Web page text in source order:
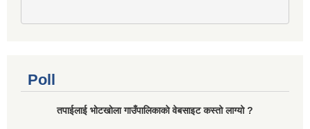
Poll
तपाईलाई भोटखोला गाउँपालिकाकाे वेबसाइट कस्तो लाग्यो ?